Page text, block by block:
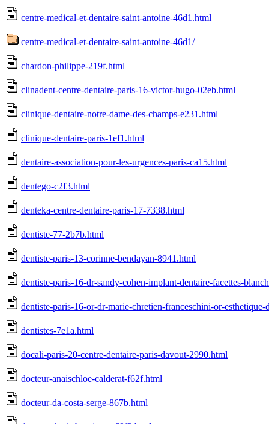
centre-medical-et-dentaire-saint-antoine-46d1.html
centre-medical-et-dentaire-saint-antoine-46d1/
chardon-philippe-219f.html
clinadent-centre-dentaire-paris-16-victor-hugo-02eb.html
clinique-dentaire-notre-dame-des-champs-e231.html
clinique-dentaire-paris-1ef1.html
dentaire-association-pour-les-urgences-paris-ca15.html
dentego-c2f3.html
denteka-centre-dentaire-paris-17-7338.html
dentiste-77-2b7b.html
dentiste-paris-13-corinne-bendayan-8941.html
dentiste-paris-16-dr-sandy-cohen-implant-dentaire-facettes-
dentiste-paris-16-or-dr-marie-chretien-franceschini-or-
dentistes-7e1a.html
docali-paris-20-centre-dentaire-paris-davout-2990.html
docteur-anaischloe-calderat-f62f.html
docteur-da-costa-serge-867b.html